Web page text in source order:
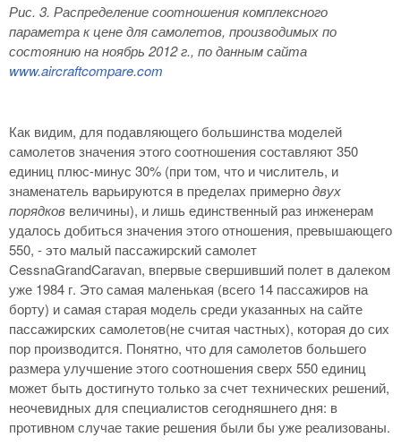
Рис. 3. Распределение соотношения комплексного
параметра к цене для самолетов, производимых по
состоянию на ноябрь 2012 г., по данным сайта
www.aircraftcompare.com
Как видим, для подавляющего большинства моделей
самолетов значения этого соотношения составляют 350
единиц плюс-минус 30% (при том, что и числитель, и
знаменатель варьируются в пределах примернодвух
порядков величины), и лишь единственный раз инженерам
удалось добиться значения этого отношения, превышающего
550, - это малый пассажирский самолет
CessnaGrandCaravan, впервые свершивший полет в далеком
уже 1984 г. Это самая маленькая (всего 14 пассажиров на
борту) и самая старая модель среди указанных на сайте
пассажирских самолетов(не считая частных), которая до сих
пор производится. Понятно, что для самолетов большего
размера улучшение этого соотношения сверх 550 единиц
может быть достигнуто только за счет технических решений,
неочевидных для специалистов сегодняшнего дня: в
противном случае такие решения были бы уже реализованы.